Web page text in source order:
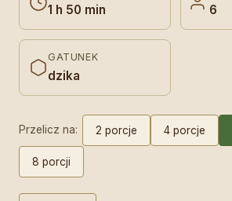
1 h 50 min 6
GATUNEK
dzika
Przelicz na: 2 porcje 4 porcje
8 porcji